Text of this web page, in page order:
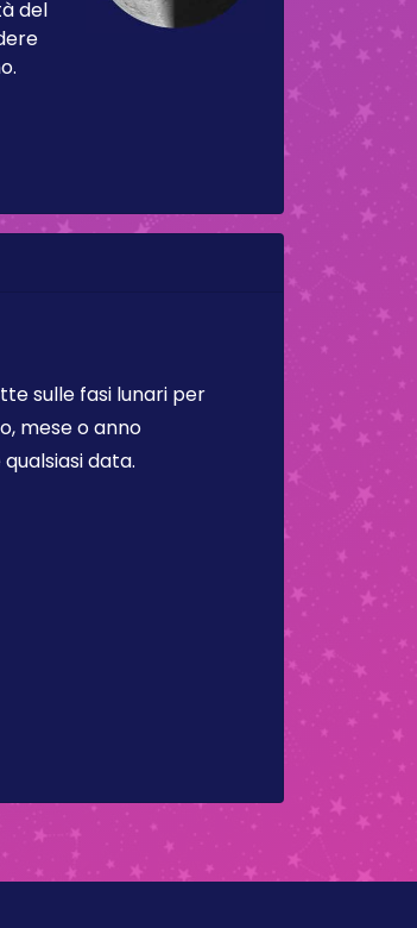
del
sulle fasi lunari per
mese o anno
data.